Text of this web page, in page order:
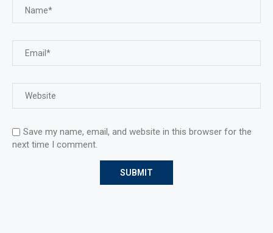
Save my name, email, and website in this browser for the
next time I comment.